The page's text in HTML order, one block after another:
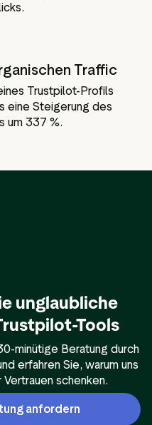
Traffic
Trustpilot-Profils
eine Steigerung des
um 337 %.
unglaubliche
Tools
minütige Beratung durch
erfahren Sie, warum uns
schenken.
anfordern